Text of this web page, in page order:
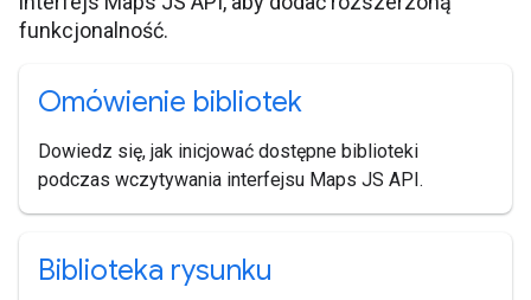
funkcjonalność.
Omówienie bibliotek
Dowiedz się, jak inicjować dostępne biblioteki
podczas wczytywania interfejsu Maps JS API.
Biblioteka rysunku